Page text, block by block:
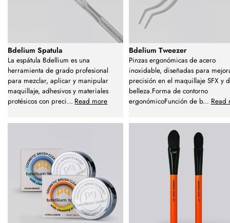
Bdelium Spatula
La espátula Bdellium es una
herramienta de grado profesional
para mezclar, aplicar y manipular
maquillaje, adhesivos y materiales
protésicos con preci... Read more
Bdelium Tweezer
Pinzas ergonómicas de acero
inoxidable, diseñadas para
precisión en el maquillaje SFX y
belleza.Forma de contorno
ergonómicoFunción de b... Read